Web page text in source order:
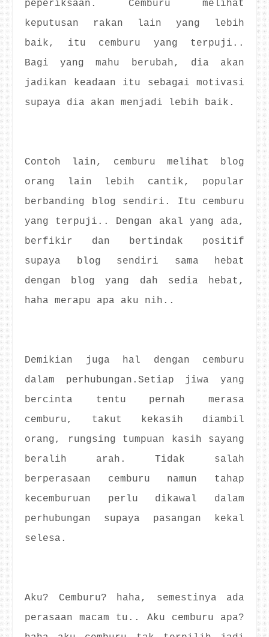
peperiksaan. Cemburu melihat
keputusan rakan lain yang lebih
baik, itu cemburu yang terpuji..
Bagi yang mahu berubah, dia akan
jadikan keadaan itu sebagai motivasi
supaya dia akan menjadi lebih baik.
Contoh lain, cemburu melihat blog
orang lain lebih cantik, popular
berbanding blog sendiri. Itu cemburu
yang terpuji.. Dengan akal yang ada,
berfikir dan bertindak positif
supaya blog sendiri sama hebat
dengan blog yang dah sedia hebat,
haha merapu apa aku nih..
Demikian juga hal dengan cemburu
dalam perhubungan.Setiap jiwa yang
bercinta tentu pernah merasa
cemburu, takut kekasih diambil
orang, rungsing tumpuan kasih sayang
beralih arah. Tidak salah
berperasaan cemburu namun tahap
kecemburuan perlu dikawal dalam
perhubungan supaya pasangan kekal
selesa.
Aku? Cemburu? haha, semestinya ada
perasaan macam tu.. Aku cemburu apa?